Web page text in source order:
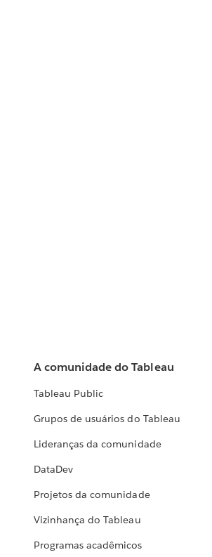
A comunidade do Tableau
Tableau Public
Grupos de usuários do Tableau
Lideranças da comunidade
DataDev
Projetos da comunidade
Vizinhança do Tableau
Programas acadêmicos